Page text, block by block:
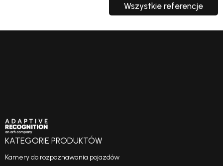
Wszystkie referencje
KATEGORIE PRODUKTÓW
Kamery do rozpoznawania pojazdów